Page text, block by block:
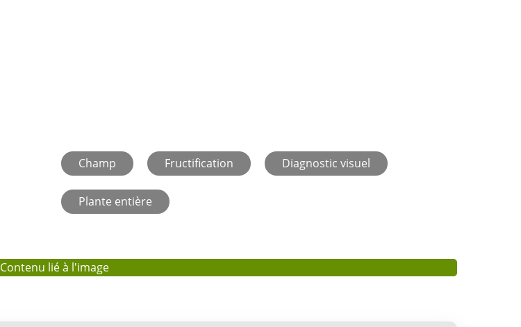
Champ Fructification Diagnostic visuel
Plante entière
Contenu lié à l'image